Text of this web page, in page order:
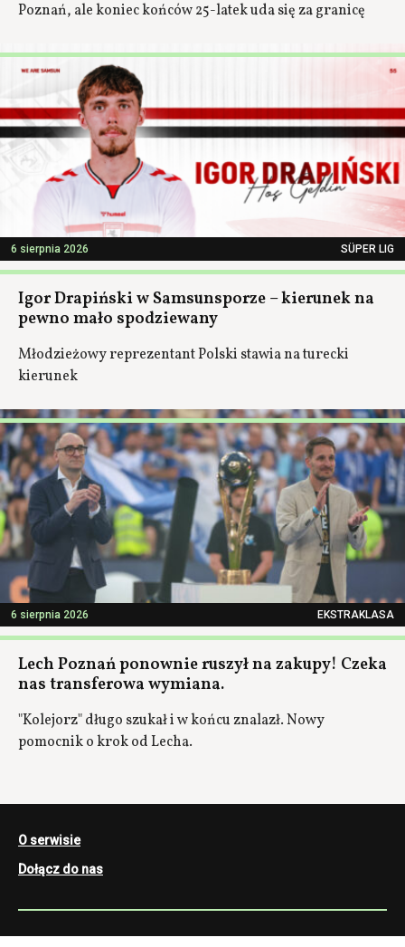
Poznań, ale koniec końców 25-latek uda się za granicę
6 sierpnia 2026 SÜPER LIG
Igor Drapiński w Samsunsporze – kierunek na
pewno mało spodziewany
Młodzieżowy reprezentant Polski stawia na turecki
kierunek
6 sierpnia 2026 EKSTRAKLASA
Lech Poznań ponownie ruszył na zakupy! Czeka
nas transferowa wymiana.
"Kolejorz" długo szukał i w końcu znalazł. Nowy
pomocnik o krok od Lecha.
O serwisie
Dołącz do nas